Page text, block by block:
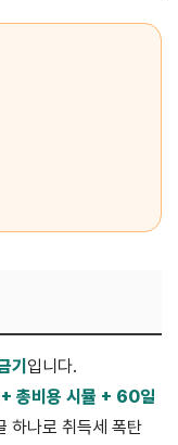
기 입니다.
총비용 시뮬 + 60일
하나로 취득세 폭탄